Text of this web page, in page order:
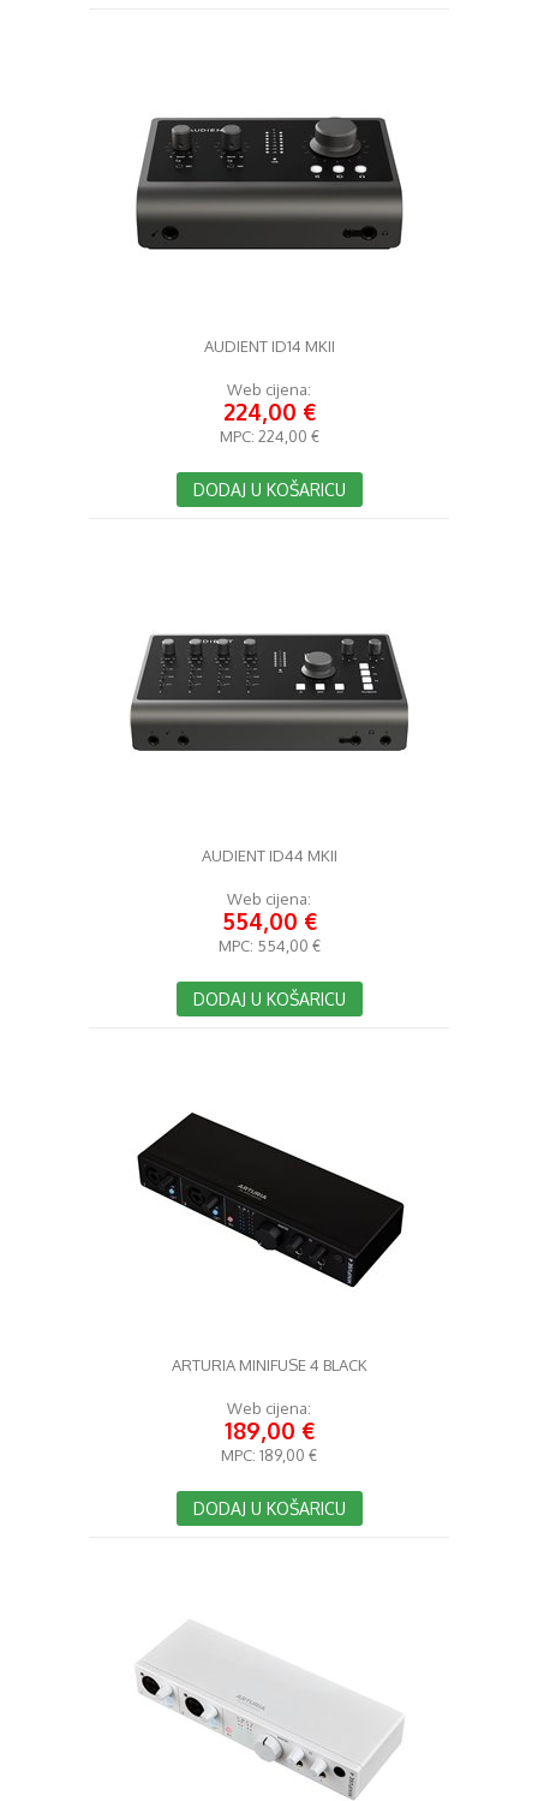
AUDIENT ID14 MKII
Web cijena:
224,00 €
MPC: 224,00 €
DODAJ U KOŠARICU
AUDIENT ID44 MKII
Web cijena:
554,00 €
MPC: 554,00 €
DODAJ U KOŠARICU
ARTURIA MINIFUSE 4 BLACK
Web cijena:
189,00 €
MPC: 189,00 €
DODAJ U KOŠARICU